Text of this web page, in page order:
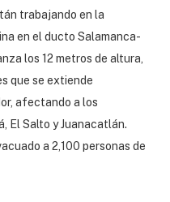
trabajando en la
en el ducto Salamanca-
los 12 metros de altura,
que se extiende
afectando a los
El Salto y Juanacatlán.
a 2,100 personas de